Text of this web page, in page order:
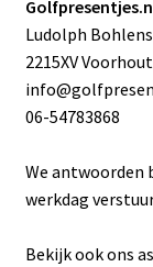
Ludolph
2215XV Voorhout
06-54783868
We antwoorden
werkdag
Bekijk ook ons